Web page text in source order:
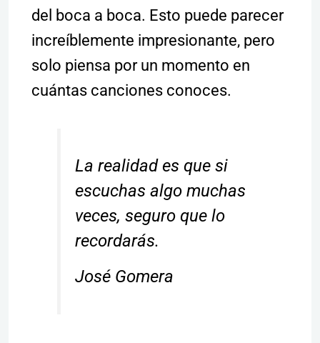
del boca a boca. Esto puede parecer
increíblemente impresionante, pero
solo piensa por un momento en
cuántas canciones conoces.
La realidad es que si
escuchas algo muchas
veces, seguro que lo
recordarás.
José Gomera